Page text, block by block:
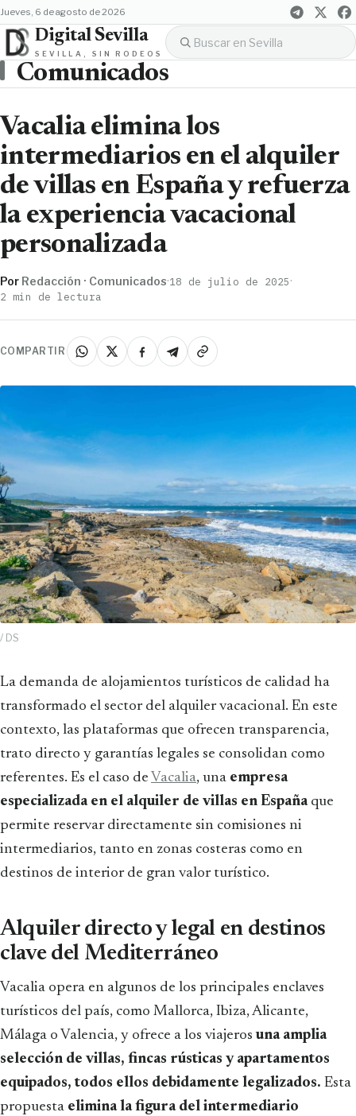
jueves, 6 de agosto de 2026
Digital Sevilla
SEVILLA, SIN RODEOS
Comunicados
Vacalia elimina los
intermediarios en el alquiler
de villas en España y refuerza
la experiencia vacacional
personalizada
Por Redacción · Comunicados·18 de julio de 2025·
2 min de lectura
COMPARTIR
/ DS
La demanda de alojamientos turísticos de calidad ha
transformado el sector del alquiler vacacional. En este
contexto, las plataformas que ofrecen transparencia,
trato directo y garantías legales se consolidan como
referentes. Es el caso de Vacalia, una empresa
especializada en el alquiler de villas en Españaque
permite reservar directamente sin comisiones ni
intermediarios, tanto en zonas costeras como en
destinos de interior de gran valor turístico.
Alquiler directo y legal en destinos
clave del Mediterráneo
Vacalia opera en algunos de los principales enclaves
turísticos del país, como Mallorca, Ibiza, Alicante,
Málaga o Valencia, y ofrece a los viajerosuna amplia
selección de villas, fincas rústicas y apartamentos
equipados, todos ellos debidamente legalizados. Esta
propuesta elimina la figura del intermediario